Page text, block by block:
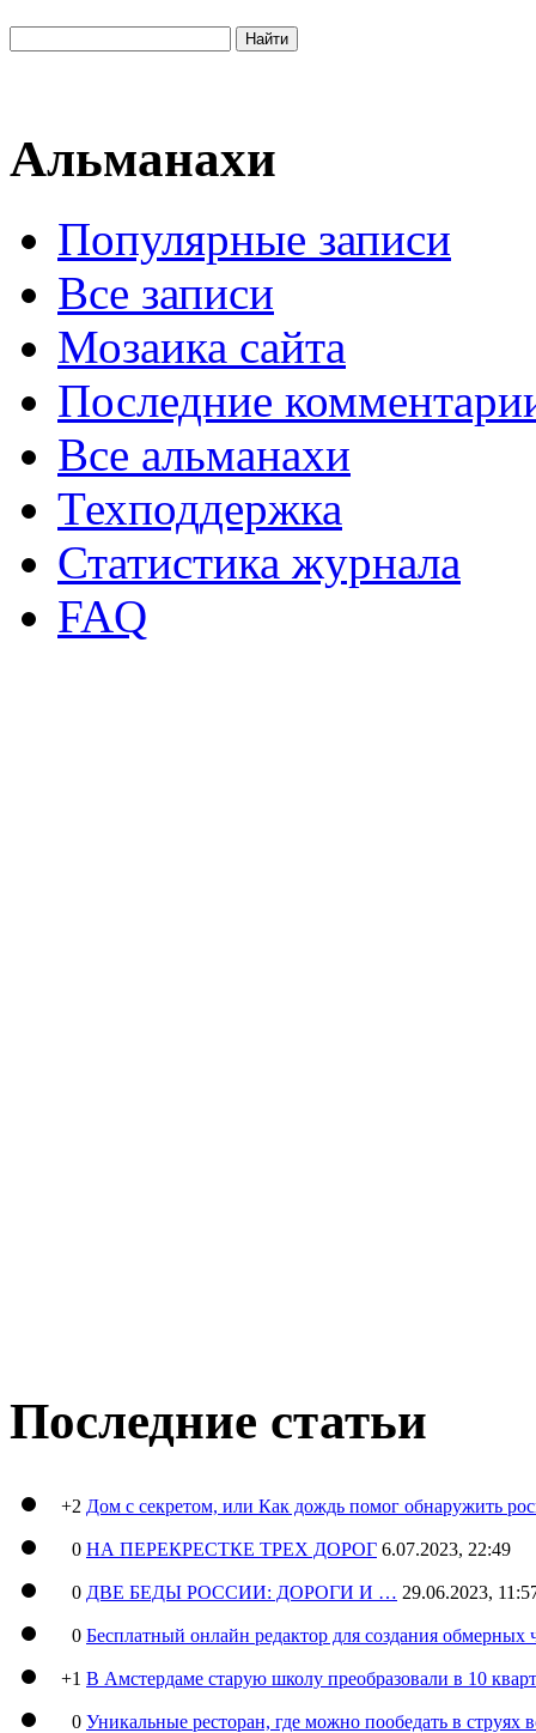
Альманахи
Популярные записи
Все записи
Мозаика сайта
Последние
Все альманахи
Техподдержка
Статистика журнала
FAQ
Последние статьи
+2 Дом с секретом, или Как дождь помог обнаружить
0 НА ПЕРЕКРЕСТКЕ ТРЕХ ДОРОГ 6.07.2023, 22:49
0 ДВЕ БЕДЫ РОССИИ: ДОРОГИ И … 29.06.2023,
0 Бесплатный онлайн редактор для создания обмерных
+1 В Амстердаме старую школу преобразовали в 10
0 Уникальные ресторан, где можно пообедать в струях